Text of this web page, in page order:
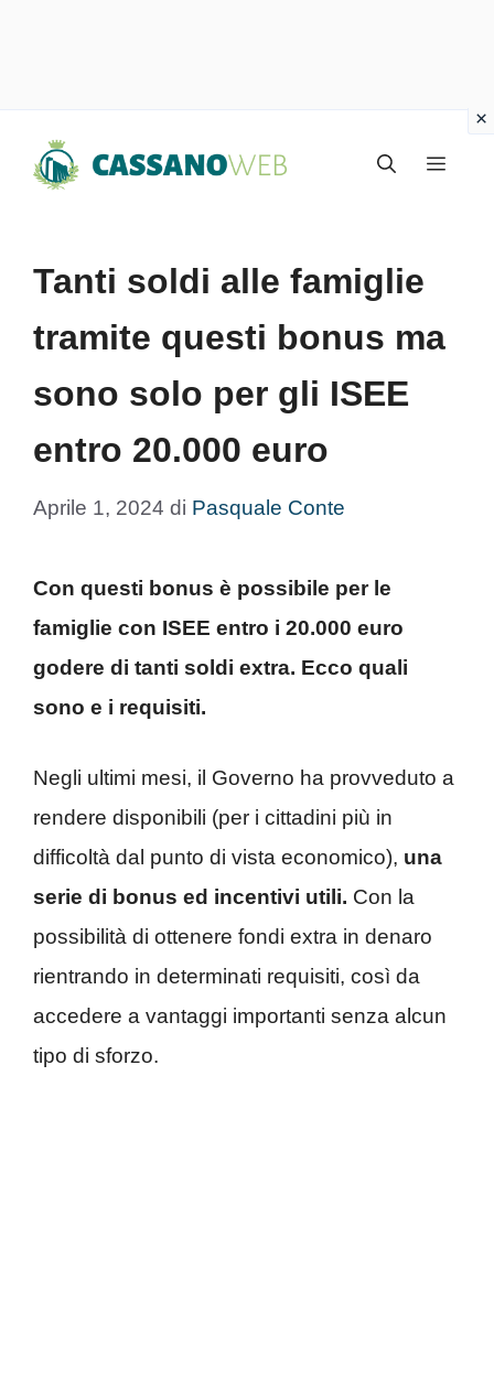
Menu
Tanti soldi alle famiglie
tramite questi bonus ma
sono solo per gli ISEE
entro 20.000 euro
Aprile 1, 2024 di Pasquale Conte
Con questi bonus è possibile per le
famiglie con ISEE entro i 20.000 euro
godere di tanti soldi extra. Ecco quali
sono e i requisiti.
Negli ultimi mesi, il Governo ha provveduto a
rendere disponibili (per i cittadini più in
difficoltà dal punto di vista economico), una
serie di bonus ed incentivi utili. Con la
possibilità di ottenere fondi extra in denaro
rientrando in determinati requisiti, così da
accedere a vantaggi importanti senza alcun
tipo di sforzo.